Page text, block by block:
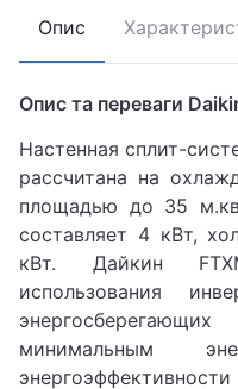
Опис
Опис та переваги
Настенная сплит-
рассчитана на
площадью до 35
составляет 4 кВт,
кВт. Дайкин
использования
минимальным